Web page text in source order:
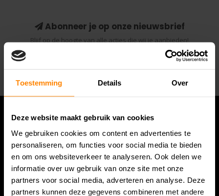
Toestemming Details Over
Deze website maakt gebruik van cookies
We gebruiken cookies om content en advertenties te
personaliseren, om functies voor social media te bieden
en om ons websiteverkeer te analyseren. Ook delen we
informatie over uw gebruik van onze site met onze
partners voor social media, adverteren en analyse. Deze
partners kunnen deze gegevens combineren met andere
Abonneer je op onze nieuwsbrief
Blijf op de hoogte van alle acties die wij je aanbieden!
Abonneer